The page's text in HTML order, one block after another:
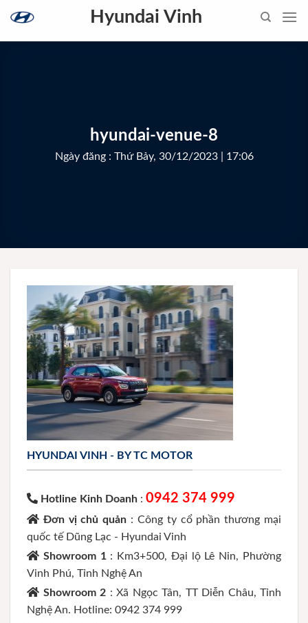
content
Hyundai Vinh
hyundai-venue-8
Ngày đăng : Thứ Bảy, 30/12/2023 | 17:06
HYUNDAI VINH - BY TC MOTOR
Hotline Kinh Doanh : 0942 374 999
Đơn vị chủ quản : Công ty cổ phần thương mại
quốc tế Dũng Lạc - Hyundai Vinh
Showroom 1 : Km3+500, Đại lộ Lê Nin, Phường
Vinh Phú, Tỉnh Nghệ An
Showroom 2 : Xã Ngọc Tân, TT Diễn Châu, Tỉnh
Nghệ An. Hotline: 0942 374 999